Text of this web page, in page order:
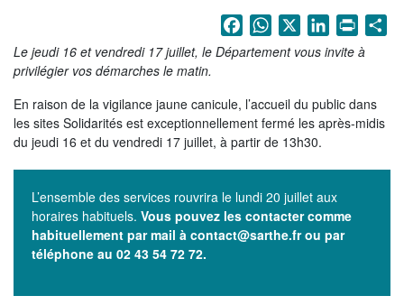
L'Abbaye Royale de l'Épau
Voix au Chapitre
Les expositions virtuelles
La Sarthe sur les réseaux
La newsletter du Département de la
Sarthe
LE CONSEIL DÉPARTEMENTAL
Les 21 cantons de la Sarthe
FacebookWhatsApp
X LinkedIn
Print
Le jeudi 16 et vendredi 17 juillet, le Département vous invite à
privilégier vos démarches le matin.
En raison de la vigilance jaune canicule, l’accueil du public dans
les sites Solidarités est exceptionnellement fermé les après-midis
du jeudi 16 et du vendredi 17 juillet, à partir de 13h30.
L’ensemble des services rouvrira le lundi 20 juillet aux
horaires habituels. Vous pouvez les contacter comme
habituellement par mail à contact@sarthe.frou par
téléphone au 02 43 54 72 72.